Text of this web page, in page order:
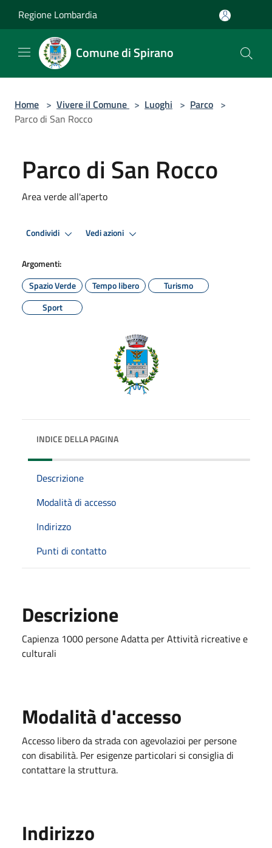
Regione Lombardia
Comune di Spirano
Home > Vivere il Comune > Luoghi > Parco >
Parco di San Rocco
Parco di San Rocco
Area verde all'aperto
Condividi Vedi azioni
Argomenti:
Spazio Verde
Tempo libero
Turismo
Sport
INDICE DELLA PAGINA
Descrizione
Modalità di accesso
Indirizzo
Punti di contatto
Descrizione
Capienza 1000 persone Adatta per Attività ricreative e
culturali
Modalità d'accesso
Accesso libero da strada con agevolazioi per persone
con disabilità. Per esigenze particolari si consiglia di
contattare la struttura.
Indirizzo